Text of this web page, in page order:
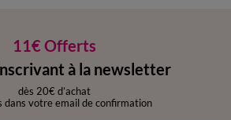
11€ Offerts
à la newsletter
dès 20€ d’achat
dans votre email de confirmation